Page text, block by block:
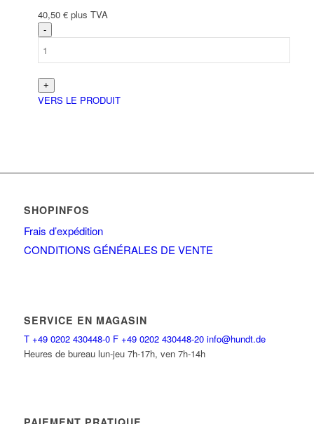
40,50 € plus TVA
VERS LE PRODUIT
SHOPINFOS
Frais d’expédition
CONDITIONS GÉNÉRALES DE VENTE
SERVICE EN MAGASIN
T +49 0202 430448-0 F +49 0202 430448-20 info@hundt.de
Heures de bureau lun-jeu 7h-17h, ven 7h-14h